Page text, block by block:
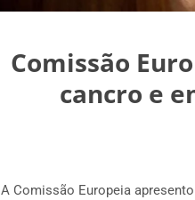
Comissão
cancro e
A Comissão Europeia